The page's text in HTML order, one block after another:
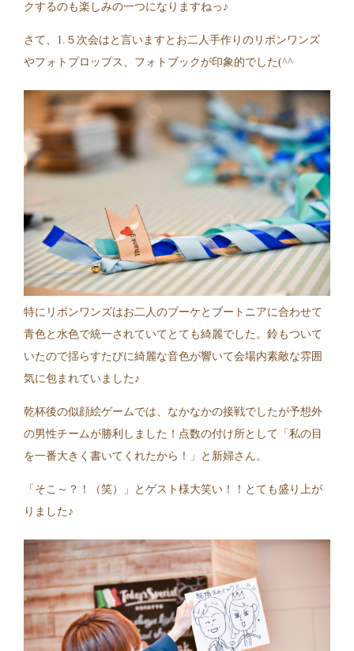
クするのも楽しみの一つになりますねっ♪
さて、1.５次会はと言いますとお二人手作りのリボンワンズ
やフォトプロップス、フォトブックが印象的でした(^^
特にリボンワンズはお二人のブーケとブートニアに合わせて
青色と水色で統一されていてとても綺麗でした。鈴もついて
いたので揺らすたびに綺麗な音色が響いて会場内素敵な雰囲
気に包まれていました♪
乾杯後の似顔絵ゲームでは、なかなかの接戦でしたが予想外
の男性チームが勝利しました！点数の付け所として「私の目
を一番大きく書いてくれたから！」と新婦さん。
「そこ～？！（笑）」とゲスト様大笑い！！とても盛り上が
りました♪